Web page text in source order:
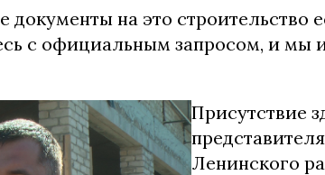
на это строительство
с официальным запросом, и мы
Присутствие
Ленинского